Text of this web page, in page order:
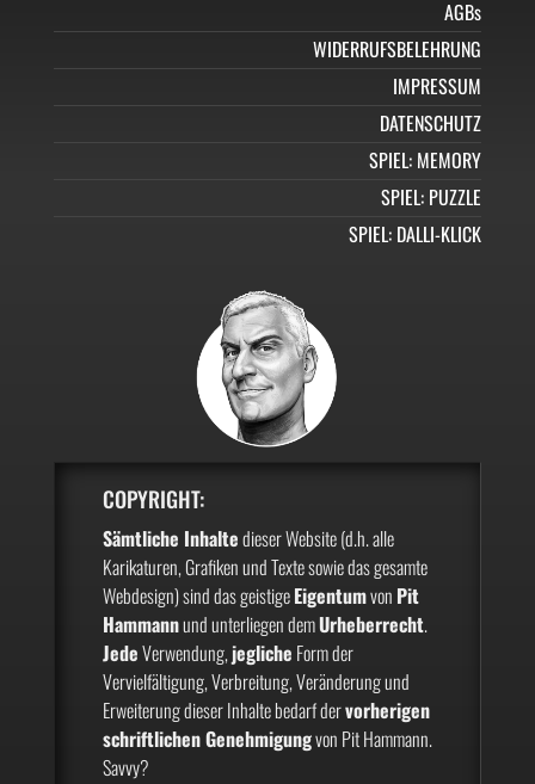
AGBs
WIDERRUFSBELEHRUNG
IMPRESSUM
DATENSCHUTZ
SPIEL: MEMORY
SPIEL: PUZZLE
SPIEL: DALLI-KLICK
COPYRIGHT:
Sämtliche Inhaltedieser Website (d.h. alle
Karikaturen, Grafiken und Texte sowie das gesamte
Webdesign) sind das geistigeEigentumvon Pit
Hammannund unterliegen demUrheberrecht.
JedeVerwendung,jegliche Form der
Vervielfältigung, Verbreitung, Veränderung und
Erweiterung dieser Inhalte bedarf dervorherigen
schriftlichen Genehmigungvon Pit Hammann.
Savvy?